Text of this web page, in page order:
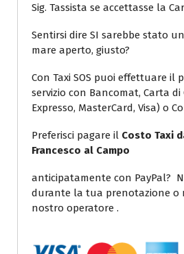
Sig. Tassista se accettasse la
Sentirsi dire SI sarebbe stato
mare aperto, giusto?
Con Taxi SOS puoi effettuare il
servizio con Bancomat, Carta di
Expresso, MasterCard, Visa) o
Preferisci pagare il Costo Taxi
Francesco al Campo
anticipatamente con PayPal?
durante la tua prenotazione o
nostro operatore .